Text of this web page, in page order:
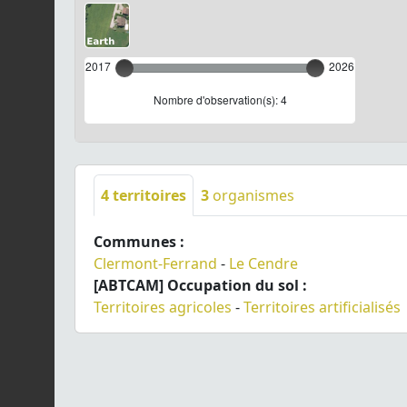
2017 2026
Nombre d'observation(s): 4
4territoires 3 organismes
Communes :
Clermont-Ferrand - Le Cendre
[ABTCAM] Occupation du sol :
Territoires agricoles -Territoires artificialisés